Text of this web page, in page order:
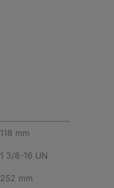
118 mm
1 3/8-16 UN
252 mm